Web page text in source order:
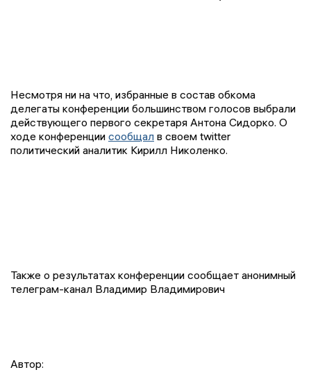
Несмотря ни на что, избранные в состав обкома
делегаты конференции большинством голосов выбрали
действующего первого секретаря Антона Сидорко. О
ходе конференции сообщал в своем twitter
политический аналитик Кирилл Николенко.
Также о результатах конференции сообщает анонимный
телеграм-канал Владимир Владимирович
Автор: